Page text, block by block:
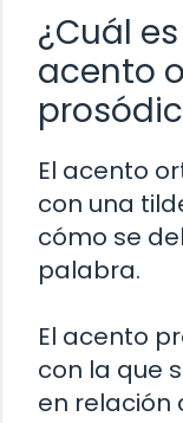
¿Cuál
acento
El acento
con una
cómo se
palabra.
El acento
con la que
en relación